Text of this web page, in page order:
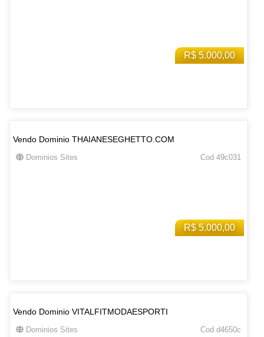
R$ 5.000,00
R$ 5.000,00
Vendo Dominio THAIANESEGHETTO.COM
Dominios Sites Cod 49c031
Vendo Dominio VITALFITMODAESPORTI
Dominios Sites Cod d4650c